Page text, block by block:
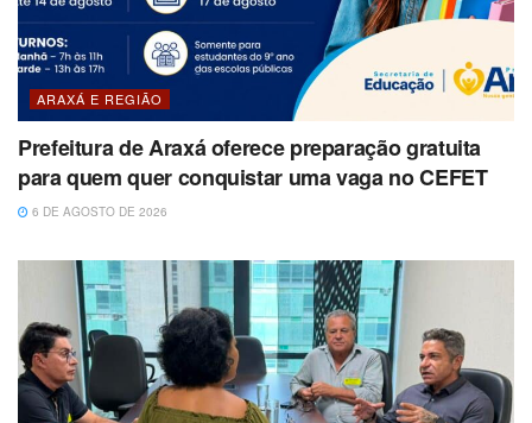
ARAXÁ E REGIÃO
Prefeitura de Araxá oferece preparação gratuita
para quem quer conquistar uma vaga no CEFET
6 DE AGOSTO DE 2026